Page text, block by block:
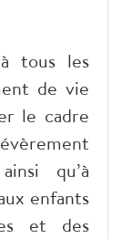
tous les
de vie
le cadre
qu’à
enfants
et des